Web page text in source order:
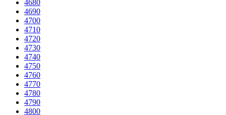
4680
4690
4700
4710
4720
4730
4740
4750
4760
4770
4780
4790
4800